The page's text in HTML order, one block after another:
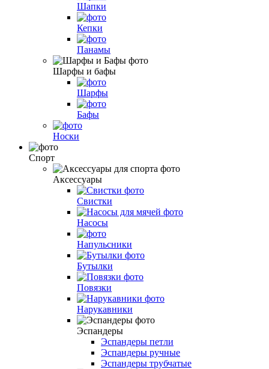
Шапки
Кепки
Панамы
Шарфы и бафы
Шарфы
Бафы
Носки
Спорт
Аксессуары
Свистки
Насосы
Напульсники
Бутылки
Повязки
Нарукавники
Эспандеры
Эспандеры петли
Эспандеры ручные
Эспандеры трубчатые